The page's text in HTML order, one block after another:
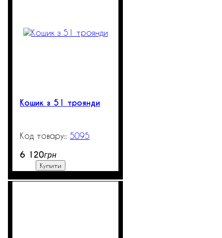
Кошик з 51 троянди
5095
6 120грн
Купити